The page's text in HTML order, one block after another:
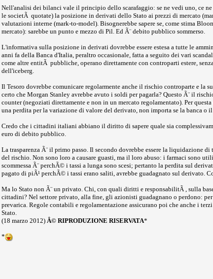
Nell'analisi dei bilanci vale il principio dello scarafaggio: se ne vedi uno, ce
le societÃ quotate) la posizione in derivati dello Stato ai prezzi di mercato
valutazioni interne (mark-to-model). Bisognerebbe sapere se, come stima
mercato): sarebbe un punto e mezzo di Pil. Ed Ã¨ debito pubblico sommerso.
L'informativa sulla posizione in derivati dovrebbe essere estesa a tutte le
anni fa della Banca d'Italia, peraltro occasionale, fatta a seguito dei vari
come altre entitÃ pubbliche, operano direttamente con controparti estere,
dell'iceberg.
Il Tesoro dovrebbe comunicare regolarmente anche il rischio controparte e la
certo che Morgan Stanley avrebbe avuto i soldi per pagarla? Questo Ã¨ il
counter (negoziati direttamente e non in un mercato regolamentato). Per
una perdita per la variazione di valore del derivato, non importa se la banca o
Credo che i cittadini italiani abbiano il diritto di sapere quale sia
euro di debito pubblico.
La trasparenza Ã¨ il primo passo. Il secondo dovrebbe essere la
del rischio. Non sono loro a causare guasti, ma il loro abuso: i farmaci sono
scommessa Ã¨ perchÃ© i tassi a lunga sono scesi; pertanto la perdita sul
pagato di piÃ¹ perchÃ© i tassi erano saliti, avrebbe guadagnato sul derivato.
Ma lo Stato non Ã¨ un privato. Chi, con quali diritti e responsabilitÃ , sulla
cittadini? Nel settore privato, alla fine, gli azionisti guadagnano o perdono:
prevarica. Regole contabili e regolamentazione assicurano poi che anche i
Stato.
(18 marzo 2012) Â© RIPRODUZIONE RISERVATA*
*